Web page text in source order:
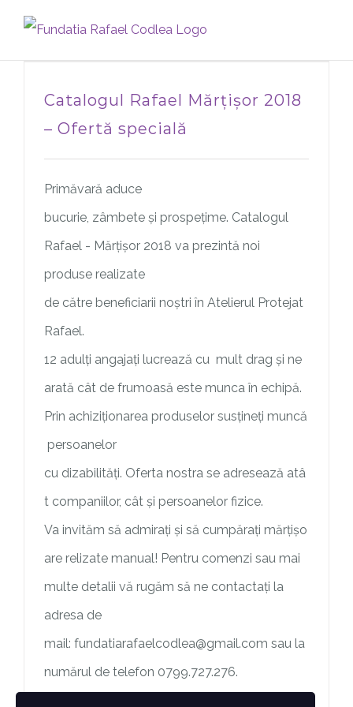
Catalogul Rafael Mărțișor 2018
– Ofertă specială
Primăvară aduce
bucurie, zâmbete și prospețime. Catalogul
Rafael - Mărțișor 2018 va prezintă noi
produse realizate
de către beneficiarii noștri în Atelierul Protejat
Rafael.
12 adulți angajați lucrează cu mult drag și ne
arată cât de frumoasă este munca în echipă.
Prin achiziționarea produselor susțineți muncă
persoanelor
cu dizabilități. Oferta nostra se adresează atâ
t companiilor, cât și persoanelor fizice.
Va invităm să admirați și să cumpărați mărțișo
are relizate manual! Pentru comenzi sau mai
multe detalii vă rugăm să ne contactați la
adresa de
mail: fundatiarafaelcodlea@gmail.com sau la
numărul de telefon 0799.727.276.